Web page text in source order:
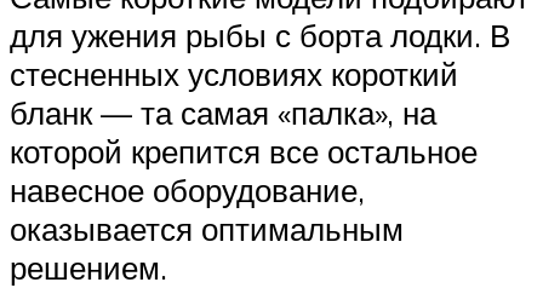
для ужения рыбы с борта лодки. В
стесненных условиях короткий
бланк — та самая «палка», на
которой крепится все остальное
навесное оборудование,
оказывается оптимальным
решением.